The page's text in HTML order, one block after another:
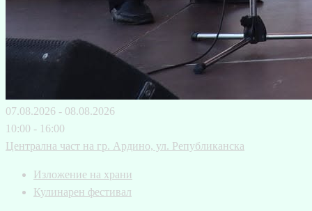
07.08.2026 - 08.08.2026
10:00 - 16:00
Централна част на гр. Ардино, ул. Републиканска
Изложение на храни
Кулинарен фестивал